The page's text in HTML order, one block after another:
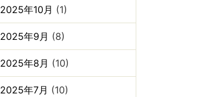
2025年10月 (1)
2025年9月 (8)
2025年8月 (10)
2025年7月 (10)